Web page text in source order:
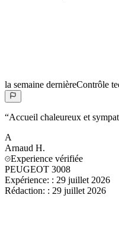
la semaine dernièreContrôle
“Accueil chaleureux et
A
Arnaud H.
Experience vérifiée
PEUGEOT 3008
Expérience: : 29 juillet 2026
Rédaction: : 29 juillet 2026